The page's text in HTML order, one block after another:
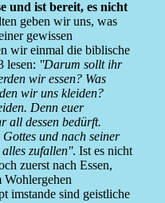
und ist bereit, es nicht
geben wir uns, was
gewissen
wir einmal die biblische
lesen: ''Darum sollt ihr
wir essen? Was
wir uns kleiden?
Denn euer
all dessen bedürft.
und nach seiner
zufallen''. Ist es nicht
zuerst nach Essen,
imstande sind geistliche